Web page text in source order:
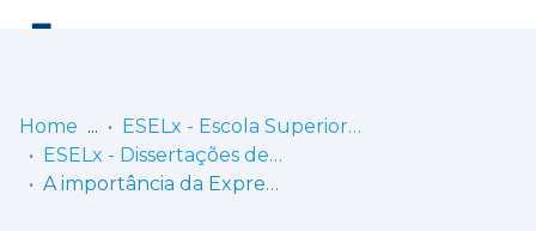
Communities
Home
ESELx - Escola Superior de Educação de Lisboa
ESELx - Dissertações de Mestrado
A importância da Expressão plástica na autorregulação dos comportamentos